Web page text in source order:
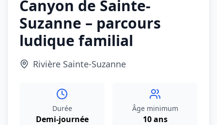
Canyon de Sainte-
Suzanne – parcours
ludique familial
Rivière Sainte-Suzanne
Durée
Demi-journée
Âge minimum
10 ans